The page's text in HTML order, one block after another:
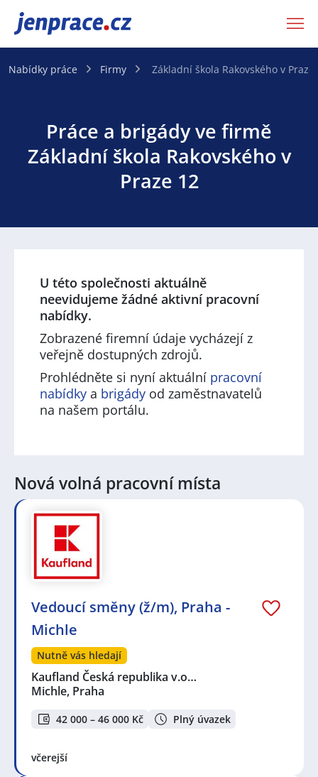
JenPráce.cz
Nabídky práce Firmy Základní škola Rakovského v Praze
Práce a brigády ve firmě
Základní škola Rakovského v
Praze 12
U této společnosti aktuálně
neevidujeme žádné aktivní pracovní
nabídky.
Zobrazené firemní údaje vycházejí z
veřejně dostupných zdrojů.
Prohlédněte si nyní aktuální pracovní
nabídky a brigády od zaměstnavatelů
na našem portálu.
Nová volná pracovní místa
Vedoucí směny (ž/m), Praha -
Michle
Nutně vás hledají
Kaufland Česká republika v.o…
Michle, Praha
42 000 – 46 000 Kč Plný úvazek
včerejší